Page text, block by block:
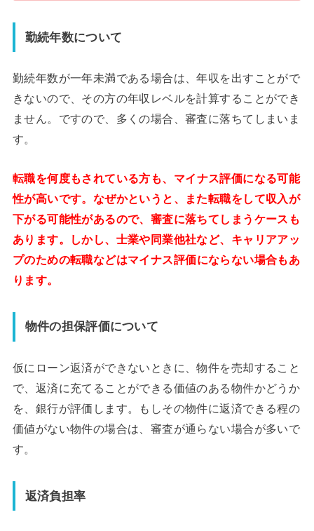
勤続年数について
勤続年数が一年未満である場合は、年収を出すことがで
きないので、その方の年収レベルを計算することができ
ません。ですので、多くの場合、審査に落ちてしまいま
す。
転職を何度もされている方も、マイナス評価になる可能
性が高いです。なぜかというと、また転職をして収入が
下がる可能性があるので、審査に落ちてしまうケースも
あります。しかし、士業や同業他社など、キャリアアッ
プのための転職などはマイナス評価にならない場合もあ
ります。
物件の担保評価について
仮にローン返済ができないときに、物件を売却すること
で、返済に充てることができる価値のある物件かどうか
を、銀行が評価します。もしその物件に返済できる程の
価値がない物件の場合は、審査が通らない場合が多いで
す。
返済負担率